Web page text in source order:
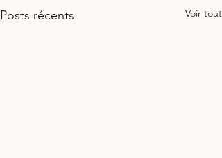
Posts récents Voir tout